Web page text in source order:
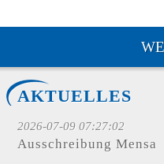
AKTUELLES
2026-07-09 07:27:02
Ausschreibung Mensa